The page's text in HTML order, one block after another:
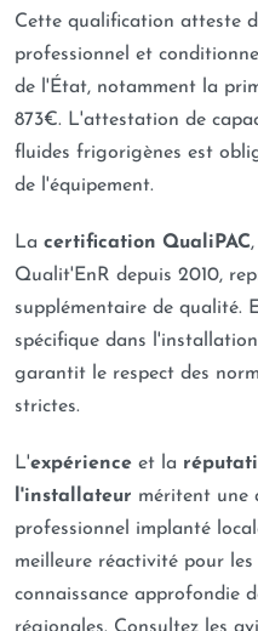
Cette qualification atteste
professionnel et
de l'État, notamment la
873€. L'attestation de
fluides frigorigènes est
de l'équipement.
La certification QualiPAC
Qualit'EnR depuis 2010,
supplémentaire de qualité.
spécifique dans
garantit le respect des
strictes.
L'expérience et la
l'installateur méritent une
professionnel implanté
meilleure réactivité pour
connaissance approfondie